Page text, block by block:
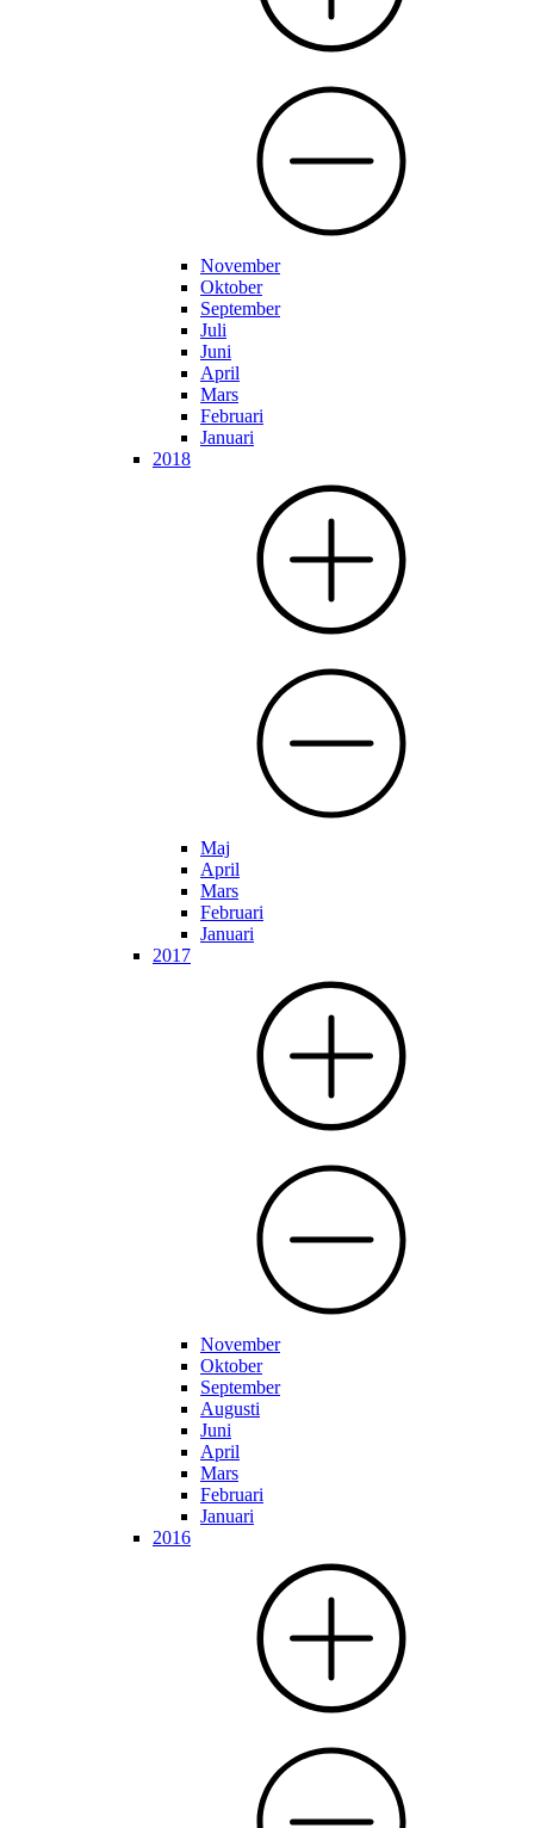
November
Oktober
September
Juli
Juni
April
Mars
Februari
Januari
2018
Maj
April
Mars
Februari
Januari
2017
November
Oktober
September
Augusti
Juni
April
Mars
Februari
Januari
2016